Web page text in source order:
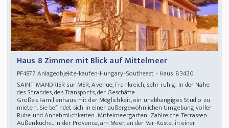
Haus 8 Zimmer mit Blick auf Mittelmeer
PF4877 Anlageobjekte-kaufen-Hungary-Southeast - Haus 83430
SAINT MANDRIER sur MER, Avenue, Frankreich, sehr ruhig. In der Nähe
des Strandes, des Transports, der Geschäfte
Großes Familienhaus mit der Möglichkeit, ein unabhängiges Studio zu
mieten. Sie befindet sich in einer außergewöhnlichen Umgebung voller
Ruhe und Annehmlichkeiten. Mittelmeergarten. Zahlreiche Terrassen.
Außenküche.. In der Provence, am Meer, an der Var-Küste, in einer